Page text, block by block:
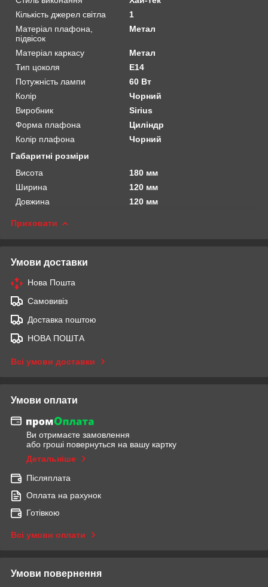
Кількість джерел світла
1
Матеріал плафона,
підвісок
Метал
Матеріал каркасу
Метал
Тип цоколя
E14
Потужність лампи
60 Вт
Колір
Чорний
Виробник
Sirius
Форма плафона
Циліндр
Колір плафона
Чорний
Габаритні розміри
Висота
180 мм
Ширина
120 мм
Довжина
120 мм
Приховати
Умови доставки
Нова Пошта
Самовивіз
Доставка поштою
НОВА ПОШТА
Всі умови доставки
Умови оплати
Ви отримаєте замовлення
або гроші повернуться на вашу картку
Детальніше
Післяплата
Оплата на рахунок
Готівкою
Всі умови оплати
Умови повернення